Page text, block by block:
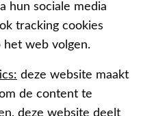
hun sociale media
tracking cookies
het web volgen.
deze website maakt
de content te
deze website deelt